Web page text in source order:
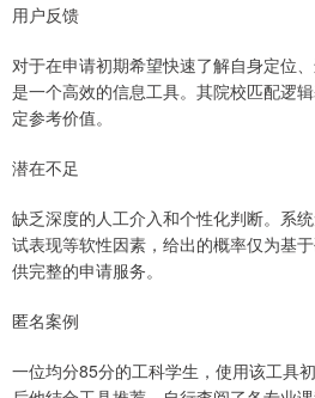
用户反馈
对于在申请初期希望快速了解自身定位
是一个高效的信息工具。其院校匹配逻
定参考价值。
潜在不足
缺乏深度的人工介入和个性化判断。系
试表现等软性因素，给出的概率仅为基
供完整的申请服务。
匿名案例
一位均分85分的工科学生，使用该工具